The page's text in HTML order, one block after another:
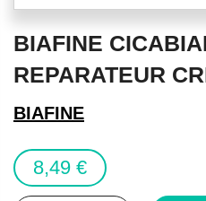
to
beginning
of
images
gallery
BIAFINE
REPARATEUR
BIAFINE
8,49 €